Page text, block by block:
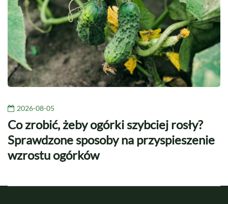
2026-08-05
Co zrobić, żeby ogórki szybciej rosły?
Sprawdzone sposoby na przyspieszenie
wzrostu ogórków